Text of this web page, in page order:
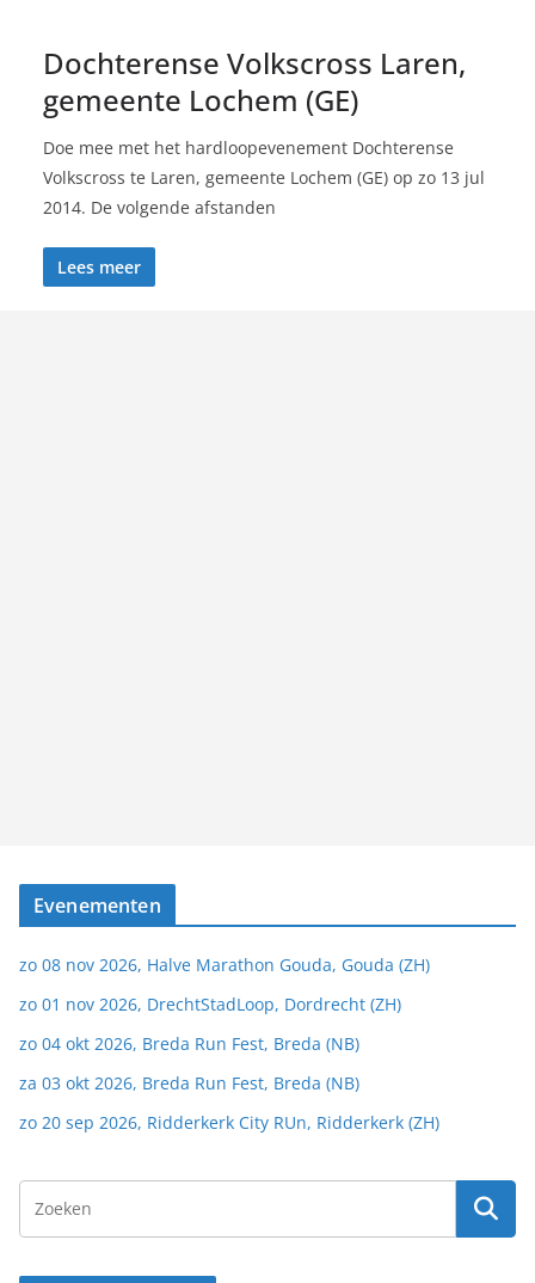
Dochterense Volkscross Laren,
gemeente Lochem (GE)
Doe mee met het hardloopevenement Dochterense
Volkscross te Laren, gemeente Lochem (GE) op zo 13 jul
2014. De volgende afstanden
Lees meer
Evenementen
zo 08 nov 2026, Halve Marathon Gouda, Gouda (ZH)
zo 01 nov 2026, DrechtStadLoop, Dordrecht (ZH)
zo 04 okt 2026, Breda Run Fest, Breda (NB)
za 03 okt 2026, Breda Run Fest, Breda (NB)
zo 20 sep 2026, Ridderkerk City RUn, Ridderkerk (ZH)